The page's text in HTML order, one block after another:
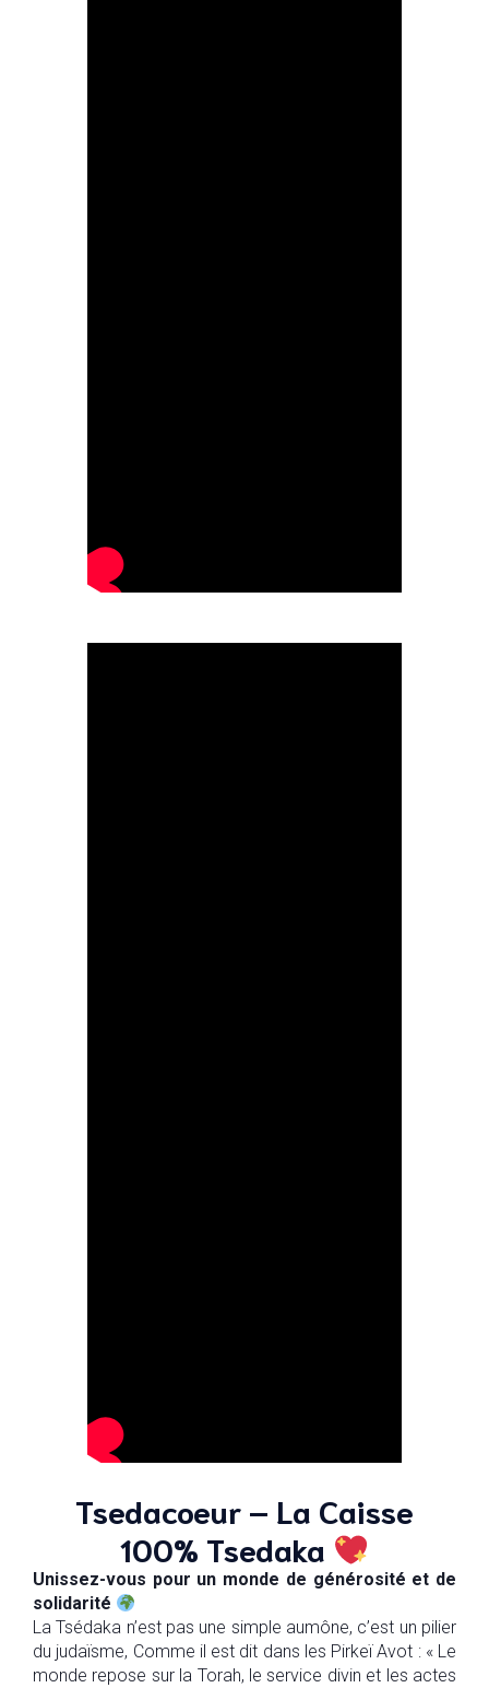
Tsedacoeur – La Caisse
100% Tsedaka
Unissez-vous pour un monde de générosité et de
solidarité
La Tsédaka n’est pas une simple aumône, c’est un pilier
du judaïsme, Comme il est dit dans les Pirkeï Avot : « Le
monde repose sur la Torah, le service divin et les actes